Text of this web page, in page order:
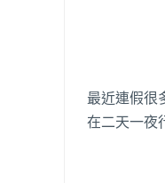
最近連假很
在二天一夜